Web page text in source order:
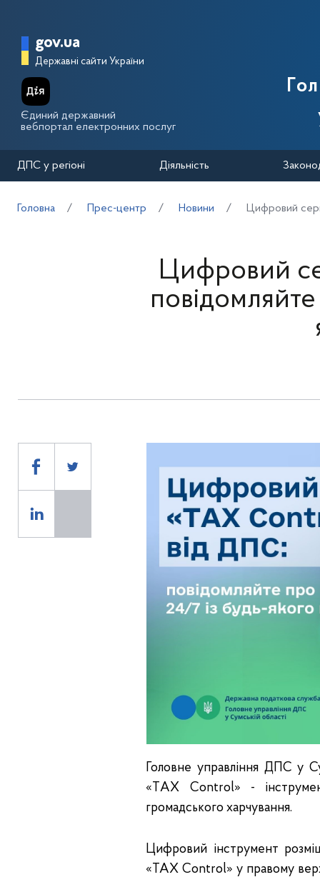
Головна сторінка Державної
gov.ua
Державні сайти України
Єдиний державний
вебпортал електронних послуг
ДПС у регіоні Діяльність
Головна Прес-центр Новини Цифровий
Цифровий
Головне управління ДПС у
«ТAX Control» -
громадського харчування.
Цифровий інструмент
«TAX Control» у правому